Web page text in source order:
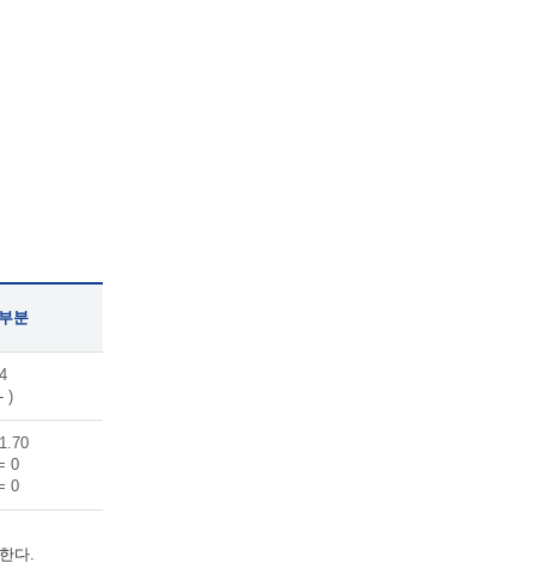
분
)
0
0
다.